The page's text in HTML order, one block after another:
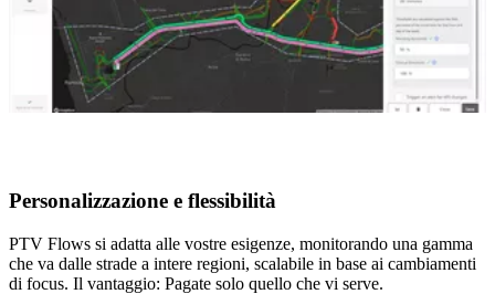
Personalizzazione e flessibilità
PTV Flows si adatta alle vostre esigenze, monitorando una gamma
che va dalle strade a intere regioni, scalabile in base ai cambiamenti
di focus. Il vantaggio: Pagate solo quello che vi serve.